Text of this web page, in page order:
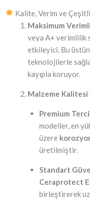
Kalite, Verim ve
Maksimum
veya A+ verimlilik
etkileyici. Bu
teknolojilerle
kayıpla koruyor.
Malzeme Kalitesi
Premium
modeller, en
üzere
üretilmiştir.
Standart
Ceraprotect
birleştirerek